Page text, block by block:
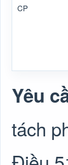
CP
Yêu
tách